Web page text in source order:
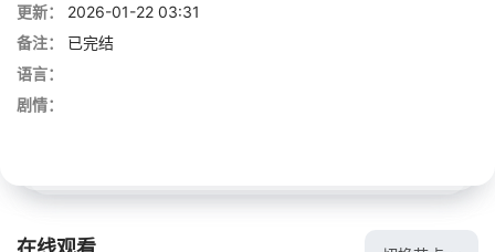
更新：
2026-01-22 03:31
备注：
已完结
语言：
剧情：